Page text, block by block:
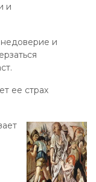
и
и
ее страх